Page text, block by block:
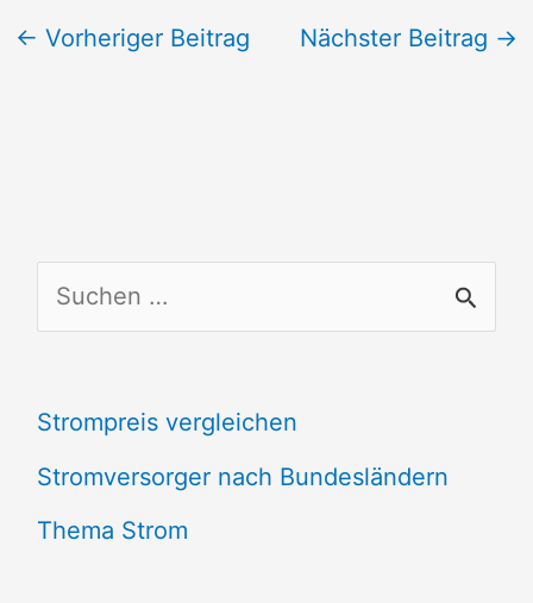
← Vorheriger Beitrag Nächster Beitrag →
u
h
e
n
Strompreis vergleichen
Stromversorger nach Bundesländern
Thema Strom